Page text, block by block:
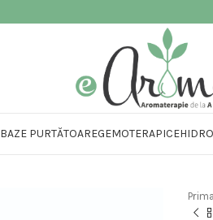
BAZE PURTĂTOAREGEMOTERAPICE